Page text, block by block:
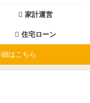
家計運営
住宅ローン
はこちら